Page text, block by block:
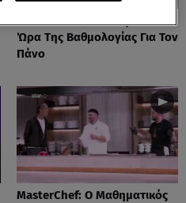
MasterChef 2026: Έφτασε Η
Ώρα Της Βαθμολογίας Για Τον
Πάνο
MasterChef: Ο Μαθηματικός